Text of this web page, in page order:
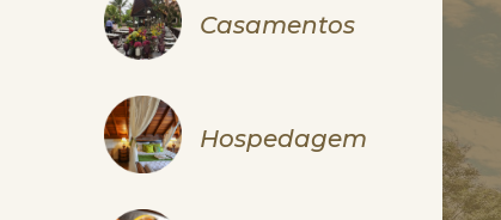
Casamentos
Hospedagem